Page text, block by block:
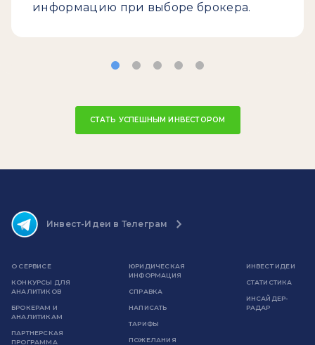
информацию при выборе брокера.
СТАТЬ УСПЕШНЫМ ИНВЕСТОРОМ
Инвест-Идеи в Телеграм
О СЕРВИСЕ
КОНКУРСЫ ДЛЯ
АНАЛИТИКОВ
БРОКЕРАМ И
АНАЛИТИКАМ
ПАРТНЕРСКАЯ
ПРОГРАММА
ЮРИДИЧЕСКАЯ
ИНФОРМАЦИЯ
СПРАВКА
НАПИСАТЬ
ТАРИФЫ
ПОЖЕЛАНИЯ
ИНВЕСТ ИДЕИ
СТАТИСТИКА
ИНСАЙДЕР-
РАДАР